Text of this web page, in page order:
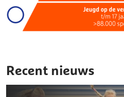
Recent nieuws